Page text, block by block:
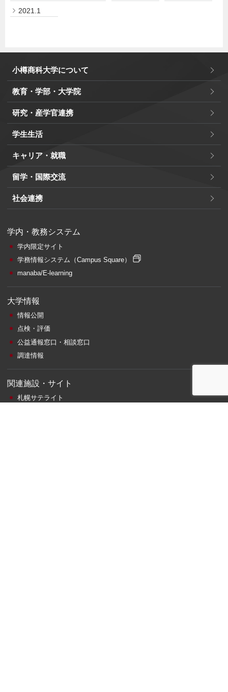
2021.1
小樽商科大学について
教育・学部・大学院
研究・産学官連携
学生生活
キャリア・就職
留学・国際交流
社会連携
学内・教務システム
学内限定サイト
学務情報システム （Campus Square）
manaba/E-learning
大学情報
情報公開
点検・評価
公益通報窓口・相談窓口
調達情報
関連施設・サイト
札幌サテライト